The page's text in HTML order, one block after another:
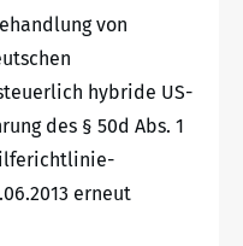
von
hybride US-
des § 50d Abs. 1
erneut